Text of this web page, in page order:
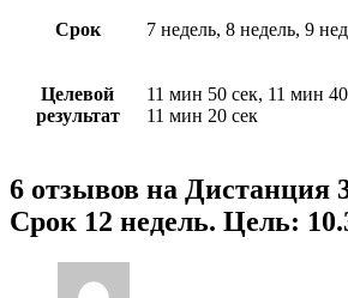
Срок 7 недель, 8 недель, 9
Целевой
результат
11 мин 50 сек, 11 мин
11 мин 20 сек
6 отзывов на Дистанция
Срок 12 недель. Цель: